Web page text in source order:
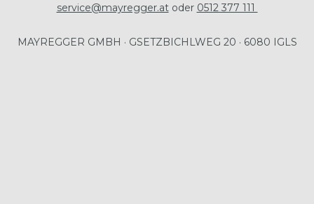
service@mayregger.atoder 0512 377 111
MAYREGGER GMBH · GSETZBICHLWEG 20 · 6080 IGLS